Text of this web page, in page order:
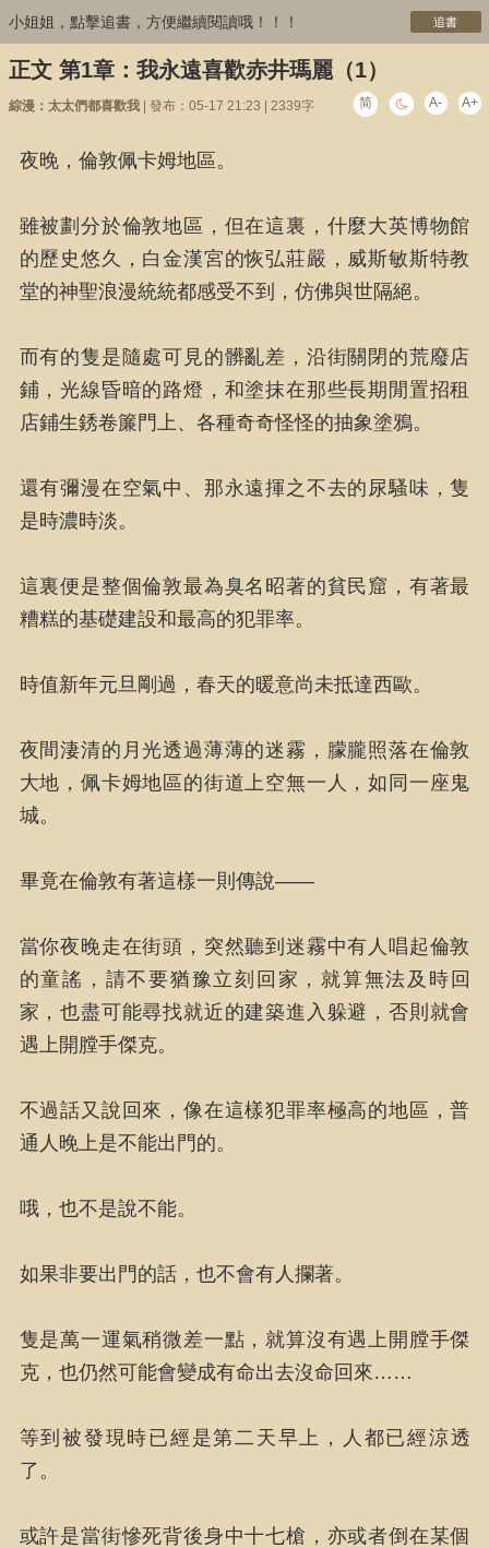
小姐姐，點擊追書，方便繼續閱讀哦！！！ 追書
正文 第1章：我永遠喜歡赤井瑪麗（1）
綜漫：太太們都喜歡我| 發布：05-17 21:23 | 2339字 简 A- A+
夜晚，倫敦佩卡姆地區。
雖被劃分於倫敦地區，但在這裏，什麼大英博物館
的歷史悠久，白金漢宮的恢弘莊嚴，威斯敏斯特教
堂的神聖浪漫統統都感受不到，仿佛與世隔絕。
而有的隻是隨處可見的髒亂差，沿街關閉的荒廢店
鋪，光線昏暗的路燈，和塗抹在那些長期閒置招租
店鋪生銹卷簾門上、各種奇奇怪怪的抽象塗鴉。
還有彌漫在空氣中、那永遠揮之不去的尿騷味，隻
是時濃時淡。
這裏便是整個倫敦最為臭名昭著的貧民窟，有著最
糟糕的基礎建設和最高的犯罪率。
時值新年元旦剛過，春天的暖意尚未抵達西歐。
夜間淒清的月光透過薄薄的迷霧，朦朧照落在倫敦
大地，佩卡姆地區的街道上空無一人，如同一座鬼
城。
畢竟在倫敦有著這樣一則傳說——
當你夜晚走在街頭，突然聽到迷霧中有人唱起倫敦
的童謠，請不要猶豫立刻回家，就算無法及時回
家，也盡可能尋找就近的建築進入躲避，否則就會
遇上開膛手傑克。
不過話又說回來，像在這樣犯罪率極高的地區，普
通人晚上是不能出門的。
哦，也不是說不能。
如果非要出門的話，也不會有人攔著。
隻是萬一運氣稍微差一點，就算沒有遇上開膛手傑
克，也仍然可能會變成有命出去沒命回來……
等到被發現時已經是第二天早上，人都已經涼透
了。
或許是當街慘死背後身中十七槍，亦或者倒在某個